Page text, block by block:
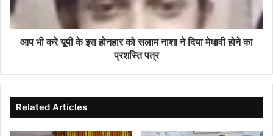
को
सलाम
नाशा
का
प्रशस्ति
पत्र
आप भी करे यूपी के इस होनहार को सलाम नाशा ने दिया मेधावी होने का
प्रशस्ति पत्र
Related Articles